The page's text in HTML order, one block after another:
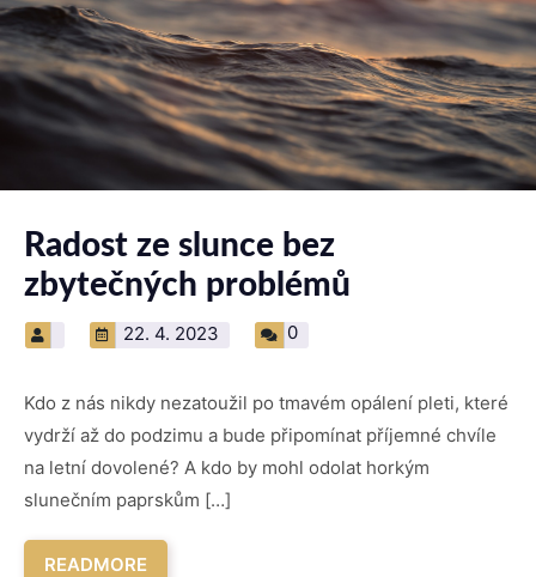
Radost ze slunce bez
zbytečných problémů
22. 4. 2023 0
Kdo z nás nikdy nezatoužil po tmavém opálení pleti, které
vydrží až do podzimu a bude připomínat příjemné chvíle
na letní dovolené? A kdo by mohl odolat horkým
slunečním paprskům […]
READMORE